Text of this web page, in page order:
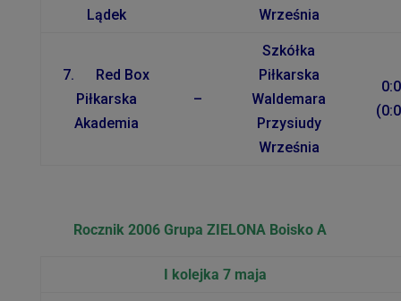
Lądek
Września
7. Red Box
Piłkarska
Akademia
–
Szkółka
Piłkarska
Waldemara
Przysiudy
Września
0:0
Rocznik 2006 Grupa ZIELONA Boisko A
I kolejka 7 maja